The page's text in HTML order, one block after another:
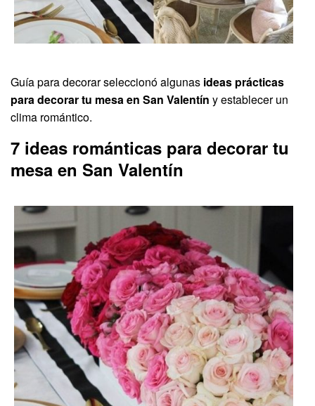
Guía para decorar seleccionó algunas ideas prácticas
para decorar tu mesa en San Valentín y establecer un
clima romántico.
7 ideas románticas para decorar tu
mesa en San Valentín